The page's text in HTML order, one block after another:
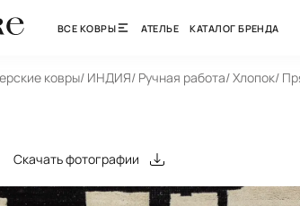
ВСЕ КОВРЫ АТЕЛЬЕ КАТАЛОГ БРЕНДА
ковры/ ИНДИЯ/ Ручная работа/ Хлопок/
Скачать фотографии